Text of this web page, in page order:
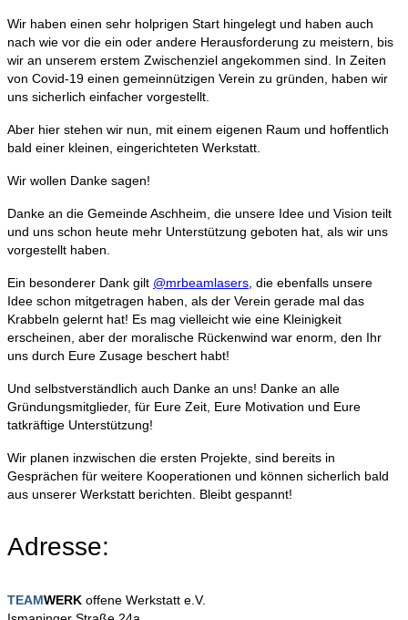
Wir haben einen sehr holprigen Start hingelegt und haben auch
nach wie vor die ein oder andere Herausforderung zu meistern, bis
wir an unserem erstem Zwischenziel angekommen sind. In Zeiten
von Covid-19 einen gemeinnützigen Verein zu gründen, haben wir
uns sicherlich einfacher vorgestellt.
Aber hier stehen wir nun, mit einem eigenen Raum und hoffentlich
bald einer kleinen, eingerichteten Werkstatt.
Wir wollen Danke sagen!
Danke an die Gemeinde Aschheim, die unsere Idee und Vision teilt
und uns schon heute mehr Unterstützung geboten hat, als wir uns
vorgestellt haben.
Ein besonderer Dank gilt @mrbeamlasers , die ebenfalls unsere
Idee schon mitgetragen haben, als der Verein gerade mal das
Krabbeln gelernt hat! Es mag vielleicht wie eine Kleinigkeit
erscheinen, aber der moralische Rückenwind war enorm, den Ihr
uns durch Eure Zusage beschert habt!
Und selbstverständlich auch Danke an uns! Danke an alle
Gründungsmitglieder, für Eure Zeit, Eure Motivation und Eure
tatkräftige Unterstützung!
Wir planen inzwischen die ersten Projekte, sind bereits in
Gesprächen für weitere Kooperationen und können sicherlich bald
aus unserer Werkstatt berichten. Bleibt gespannt!
Adresse:
TEAMWERK offene Werkstatt e.V.